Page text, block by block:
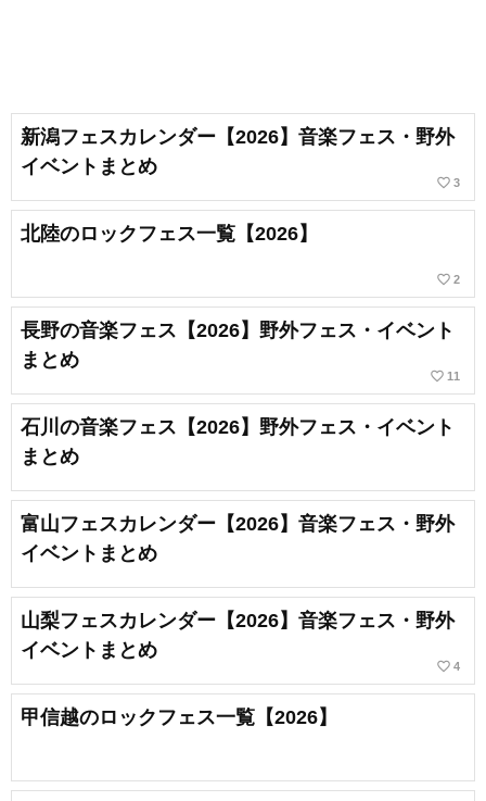
新潟フェスカレンダー【2026】音楽フェス・野外
イベントまとめ
favorite_border 3
北陸のロックフェス一覧【2026】
favorite_border 2
長野の音楽フェス【2026】野外フェス・イベント
まとめ
favorite_border 11
石川の音楽フェス【2026】野外フェス・イベント
まとめ
富山フェスカレンダー【2026】音楽フェス・野外
イベントまとめ
山梨フェスカレンダー【2026】音楽フェス・野外
イベントまとめ
favorite_border 4
甲信越のロックフェス一覧【2026】